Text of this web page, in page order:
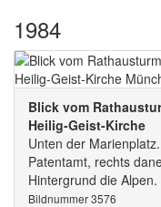
1984
Blick vom
Heilig-Geist-Kirche
Unten der
Patentamt, rechts
Hintergrund die Alpen.
Bildnummer 3576